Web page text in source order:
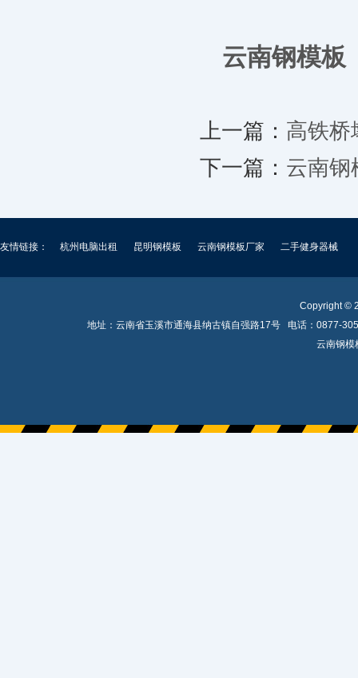
云南钢模板
上一篇： 高铁桥
下一篇： 云南钢
友情链接： 杭州电脑出租 昆明钢模板 云南钢模板厂家 二手健身器械
Copyright ©
地址：云南省玉溪市通海县纳古镇自强路17号 电话：
云南钢模